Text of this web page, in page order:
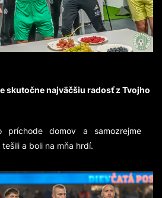
skutočne najväčšiu radosť z Tvojho
domov a samozrejme
a boli na mňa hrdí.